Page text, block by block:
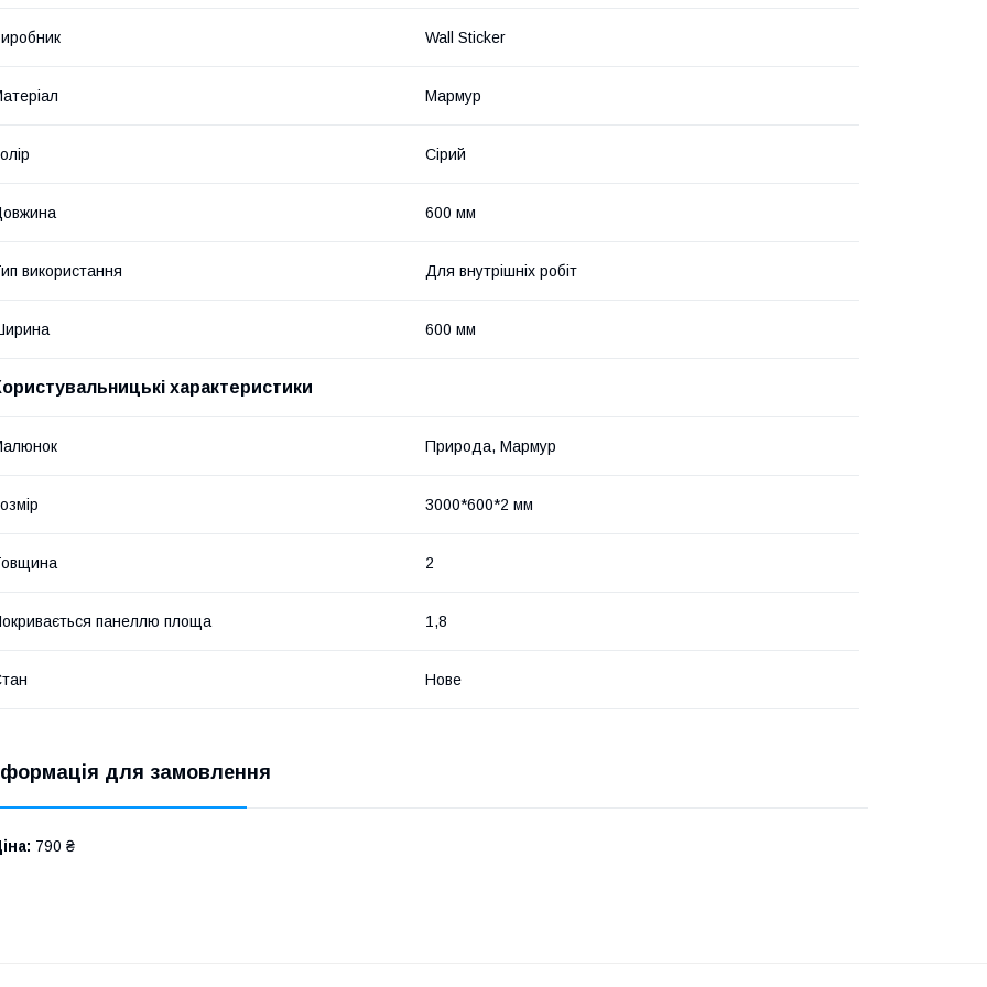
Wall Sticker
Мармур
Сірий
600 мм
використання Для внутрішніх робіт
600 мм
характеристики
Природа, Мармур
3000*600*2 мм
2
панеллю площа 1,8
Нове
для замовлення
790 ₴